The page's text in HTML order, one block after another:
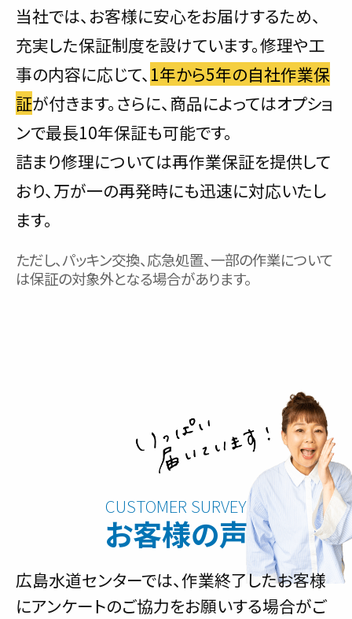
当社では、お客様に安心をお届けするため、
充実した保証制度を設けています。修理や工
事の内容に応じて、 1年から5年の自社作業保
証が付きます。さらに、商品によってはオプショ
ンで最長10年保証も可能です。
詰まり修理については再作業保証を提供して
おり、万が一の再発時にも迅速に対応いたし
ます。
ただし、パッキン交換、応急処置、一部の作業について
は保証の対象外となる場合があります。
お客様の声
広島水道センターでは、作業終了したお客様
にアンケートのご協力をお願いする場合がご